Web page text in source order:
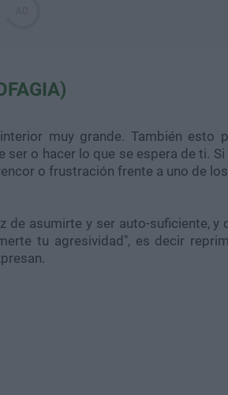
muy grande. También esto
o hacer lo que se espera de ti.
o frustración frente a uno de
de asumirte y ser auto-suficiente, y
tu agresividad", es decir